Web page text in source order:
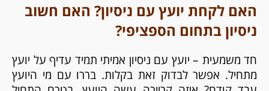
האם לקחת יועץ עם ניסיון? האם חשוב
ניסיון בתחום הספציפי?
חד משמעית – יועץ עם ניסיון אמיתי תמיד עדיף על יועץ
מתחיל. אפשר לבדוק זאת בקלות. בררו עם מי היועץ